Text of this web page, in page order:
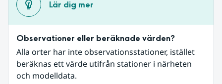
Lär dig mer
Observationer eller beräknade värden?
Alla orter har inte observationsstationer, istället
beräknas ett värde utifrån stationer i närheten
och modelldata.